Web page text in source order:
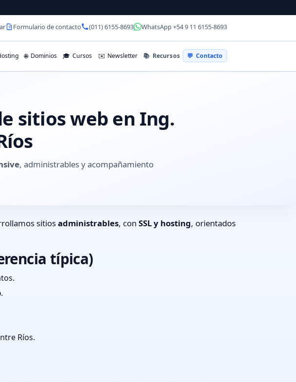
Formulario de contacto (011) 6155-8693 WhatsApp +54 9 11 6155-8693
🌐 Dominios 🎓 Cursos ✉️ Newsletter 📚 Recursos 💬 Contacto
sitios web en Ing.
, administrables y acompañamiento
sitiosadministrables, con SSL y hosting, orientados
típica)
.
Ríos.